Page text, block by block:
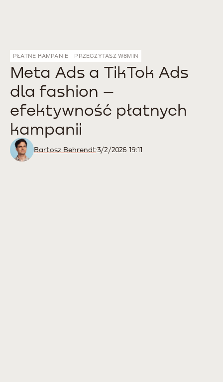
PŁATNE KAMPANIE PRZECZYTASZ W8MIN
Meta Ads a TikTok Ads
dla fashion –
efektywność płatnych
kampanii
Bartosz Behrendt3/2/2026 19:11